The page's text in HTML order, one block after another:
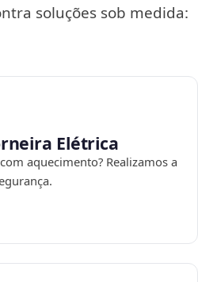
soluções sob medida:
Elétrica
aquecimento? Realizamos a